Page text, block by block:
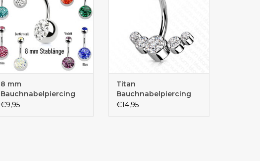
8 mm
Bauchnabelpiercing
mit großer Glitzerkugel
€9,95
Titan
Bauchnabelpiercing
€14,95